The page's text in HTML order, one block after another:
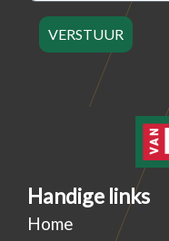
VERSTUUR
Handige links
Home